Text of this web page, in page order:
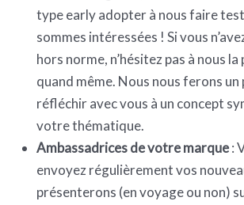
type early adopter à nous faire
sommes intéressées ! Si vous
hors norme, n’hésitez pas à nous
quand même. Nous nous ferons un
réfléchir avec vous à un concept
votre thématique.
Ambassadrices de votre marque:
envoyez régulièrement vos
présenterons (en voyage ou non)